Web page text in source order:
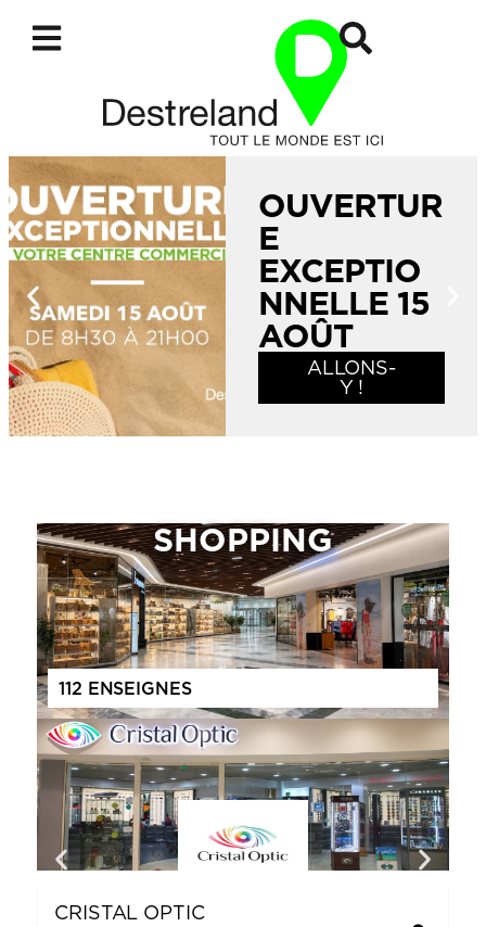
OUVERTUR
E
EXCEPTIO
NNELLE 15
AOÛT
ALLONS-
Y !
SHOPPING
112 ENSEIGNES
CRISTAL OPTIC